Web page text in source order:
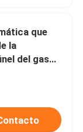
que
la
del gas